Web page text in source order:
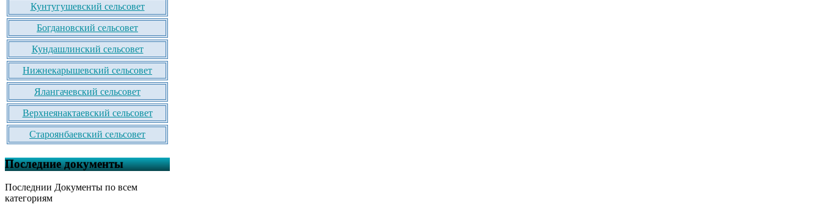
Кунтугушевский сельсовет
Богдановский сельсовет
Кундашлинский сельсовет
Нижнекарышевский сельсовет
Ялангачевский сельсовет
Верхнеянактаевский сельсовет
Староянбаевский сельсовет
Последние документы
Последнии Документы по всем
категориям